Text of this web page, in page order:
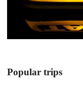
Popular trips